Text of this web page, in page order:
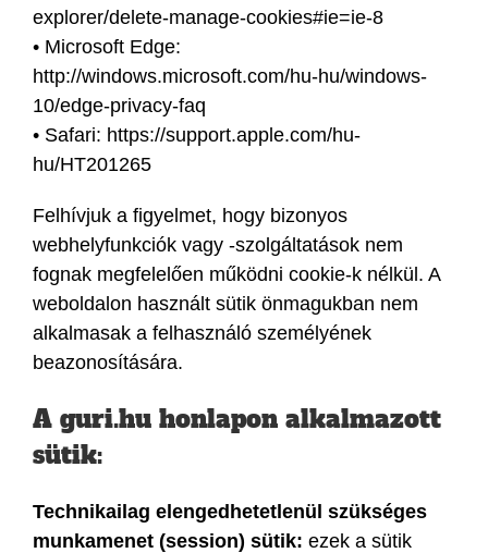
explorer/delete-manage-cookies#ie=ie-8
• Microsoft Edge:
http://windows.microsoft.com/hu-hu/windows-
10/edge-privacy-faq
• Safari: https://support.apple.com/hu-
hu/HT201265
Felhívjuk a figyelmet, hogy bizonyos
webhelyfunkciók vagy -szolgáltatások nem
fognak megfelelően működni cookie-k nélkül. A
weboldalon használt sütik önmagukban nem
alkalmasak a felhasználó személyének
beazonosítására.
A guri.hu honlapon alkalmazott
sütik:
Technikailag elengedhetetlenül szükséges
munkamenet (session) sütik: ezek a sütik